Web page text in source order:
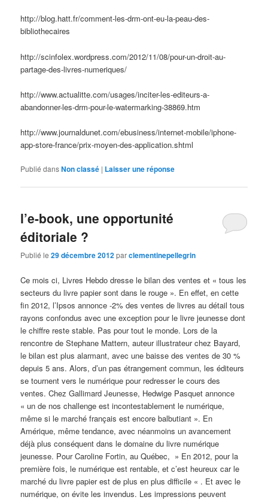
http://blog.hatt.fr/comment-les-drm-ont-eu-la-peau-des-
bibliothecaires
http://scinfolex.wordpress.com/2012/11/08/pour-un-droit-au-
partage-des-livres-numeriques/
http://www.actualitte.com/usages/inciter-les-editeurs-a-
abandonner-les-drm-pour-le-watermarking-38869.htm
http://www.journaldunet.com/ebusiness/internet-mobile/iphone-
app-store-france/prix-moyen-des-application.shtml
Publié dansNon classé | Laisser une réponse
l’e-book, une opportunité
éditoriale ?
Publié le29 décembre 2012parclementinepellegrin
Ce mois ci, Livres Hebdo dresse le bilan des ventes et « tous les
secteurs du livre papier sont dans le rouge ». En effet, en cette
fin 2012, l’Ipsos annonce -2% des ventes de livres au détail tous
rayons confondus avec une exception pour le livre jeunesse dont
le chiffre reste stable. Pas pour tout le monde. Lors de la
rencontre de Stephane Mattern, auteur illustrateur chez Bayard,
le bilan est plus alarmant, avec une baisse des ventes de 30 %
depuis 5 ans. Alors, d’un pas étrangement commun, les éditeurs
se tournent vers le numérique pour redresser le cours des
ventes. Chez Gallimard Jeunesse, Hedwige Pasquet annonce
« un de nos challenge est incontestablement le numérique,
même si le marché français est encore balbutiant ». En
Amérique, même tendance, avec néanmoins un avancement
déjà plus conséquent dans le domaine du livre numérique
jeunesse. Pour Caroline Fortin, au Québec, » En 2012, pour la
première fois, le numérique est rentable, et c’est heureux car le
marché du livre papier est de plus en plus difficile « . Et avec le
numérique, on évite les invendus. Les impressions peuvent